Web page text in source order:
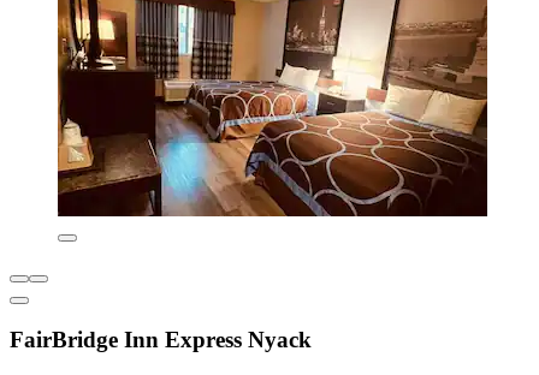
FairBridge Inn Express Nyack